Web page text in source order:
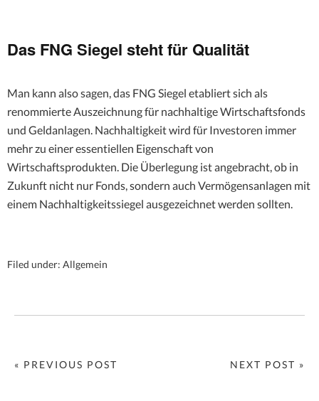
Das FNG Siegel steht für Qualität
Man kann also sagen, das FNG Siegel etabliert sich als
renommierte Auszeichnung für nachhaltige Wirtschaftsfonds
und Geldanlagen. Nachhaltigkeit wird für Investoren immer
mehr zu einer essentiellen Eigenschaft von
Wirtschaftsprodukten. Die Überlegung ist angebracht, ob in
Zukunft nicht nur Fonds, sondern auch Vermögensanlagen mit
einem Nachhaltigkeitssiegel ausgezeichnet werden sollten.
Filed under: Allgemein
NEXT POST »
« PREVIOUS POST